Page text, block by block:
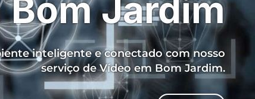
Jardim
inteligente e conectado com nosso
serviço de Vídeo em Bom Jardim.